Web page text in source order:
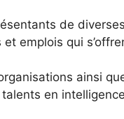
de
emplois qui
ainsi
en